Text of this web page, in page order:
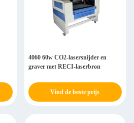
4060 60w CO2-lasersnijder en
graver met RECI-laserbron
Vind de beste prijs